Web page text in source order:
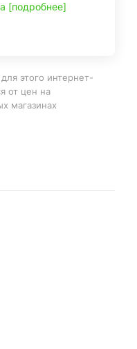
[подробнее]
этого интернет-
от цен на
магазинах